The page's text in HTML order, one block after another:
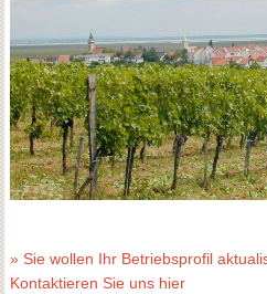
» Sie wollen Ihr Betriebsprofil
Kontaktieren Sie uns hier